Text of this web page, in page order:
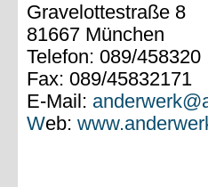
Gravelottestraße 8
81667 München
Telefon: 089/458320
Fax: 089/45832171
E-Mail:
Web: